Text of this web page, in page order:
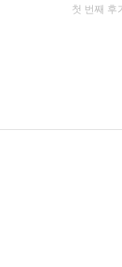
첫 번째 후